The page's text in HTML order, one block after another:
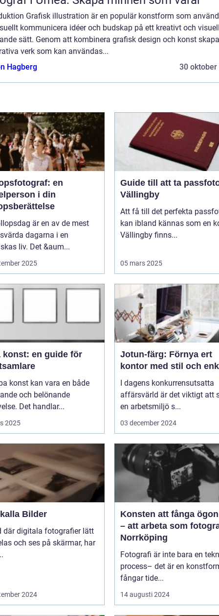
Grafisk illustration är en populär konstform som
kommunicera idéer och budskap på ett kreativt och
sätt. Genom att kombinera grafisk design och konst
verk som kan användas...
Hagberg
30 oktober
en
i din
är en av de mest
dagarna i en
liv. Det &aum...
2025
Guide till att ta
Vällingby
Att få till det perfekta
kan ibland kännas som en
Vällingby finns...
05 mars 2025
konst: en guide för
konst kan vara en både
och belönande
Det handlar...
2025
Jotun-färg: Förnya ert
kontor med stil och
I dagens konkurrensutsatta
affärsvärld är det viktigt att
en arbetsmiljö s...
03 december 2024
Bilder
där digitala fotografier lätt
och ses på skärmar, har
2024
Konsten att fånga
– att arbeta som
Norrköping
Fotografi är inte bara en
process– det är en
fångar tide...
14 augusti 2024